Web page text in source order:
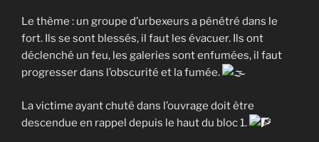
Le thème : un groupe d’urbexeurs a pénétré dans le
fort. Ils se sont blessés, il faut les évacuer. Ils ont
déclenché un feu, les galeries sont enfumées, il faut
progresser dans l’obscurité et la fumée.
La victime ayant chuté dans l’ouvrage doit être
descendue en rappel depuis le haut du bloc 1.